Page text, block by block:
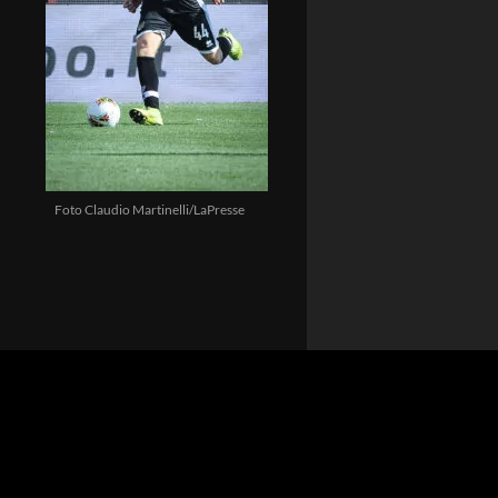
Foto Claudio Martinelli/LaPresse